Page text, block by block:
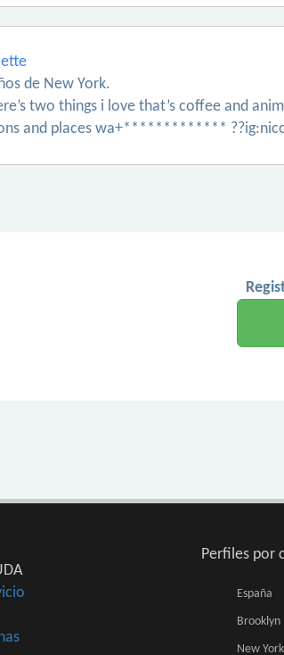
de New York.
two things i love that’s coffee and
and places wa+*************
Perfiles por
España
Brooklyn
New York